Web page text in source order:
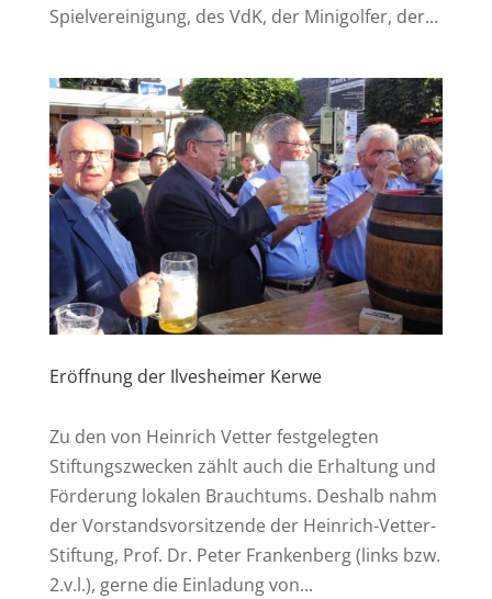
Spielvereinigung, des VdK, der Minigolfer, der...
Eröffnung der Ilvesheimer Kerwe
Zu den von Heinrich Vetter festgelegten
Stiftungszwecken zählt auch die Erhaltung und
Förderung lokalen Brauchtums. Deshalb nahm
der Vorstandsvorsitzende der Heinrich-Vetter-
Stiftung, Prof. Dr. Peter Frankenberg (links bzw.
2.v.l.), gerne die Einladung von...